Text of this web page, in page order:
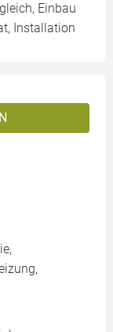
Einbau
Installation